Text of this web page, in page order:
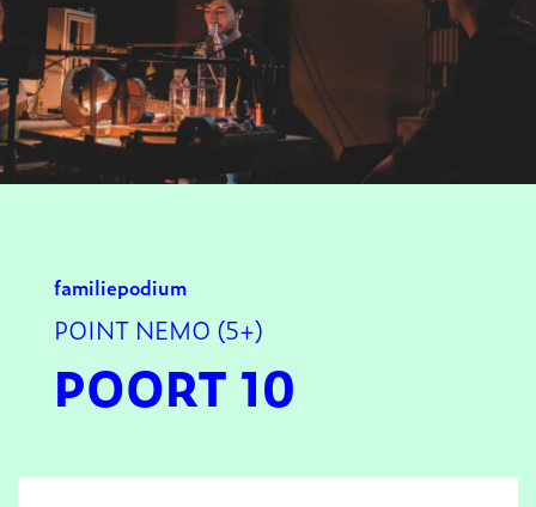
familiepodium
POINT NEMO (5+)
POORT 10